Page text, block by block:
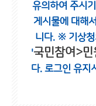
유의하여 주시
게시물에 대해
니다. ※ 기상청
'국민참여>민
다. 로그인 유지